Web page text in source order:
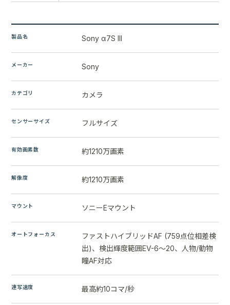
製品名 Sony α7S III
メーカー Sony
カテゴリ カメラ
センサーサイズ フルサイズ
有効画素数 約1210万画素
解像度 約1210万画素
マウント ソニーEマウント
オートフォーカス
ファストハイブリッドAF (759点位相差検
出)、検出輝度範囲EV-6～20、人物/動物
瞳AF対応
連写速度 最高約10コマ/秒